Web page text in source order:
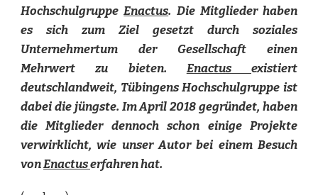
HochschulgruppeEnactus. Die Mitglieder haben
es sich zum Ziel gesetzt durch soziales
Unternehmertum der Gesellschaft einen
Mehrwert zu bieten. Enactus existiert
deutschlandweit, Tübingens Hochschulgruppe ist
dabei die jüngste. Im April 2018 gegründet, haben
die Mitglieder dennoch schon einige Projekte
verwirklicht, wie unser Autor bei einem Besuch
vonEnactuserfahren hat.